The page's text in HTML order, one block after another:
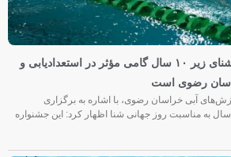
حسین گرایلی: جشنواره شنای زیر ۱۰ سال گامی مؤثر در استعدادیابی و
رضوی است
آبی خراسان رضوی، با اشاره به برگزاری
شنای پسران زیر ۱۰ سال به مناسبت روز جهانی شنا اظهار کرد: این جشنواره